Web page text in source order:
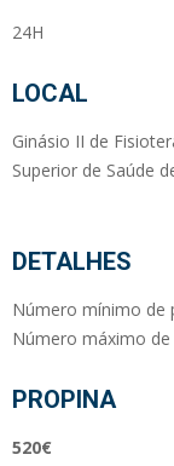
24H
LOCAL
Ginásio II de
Superior de Saúde
DETALHES
Número mínimo de
Número máximo
PROPINA
520€